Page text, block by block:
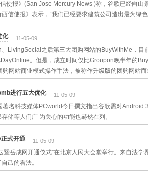
使报》(San Jose Mercury News )称，谷歌已经向
信使报》表示，“我们已经要求建筑公司造出最为绿
化 11-05-09
LivingSocial之后第三大团购网站的BuyWithMe，目
。但是，成立时间仅比Groupon晚半年的
网站商业模式操作手法，被称作升级版的团购网站
进行五大优化 11-05-09
著名科技媒体PCworld今日撰文指出谷歌需对Android
储等人们广 为关心的功能也赫然在列。
式开通 11-05-09
暨岳成网开通仪式”在北京人民大会堂举行。来自法
己的看法。